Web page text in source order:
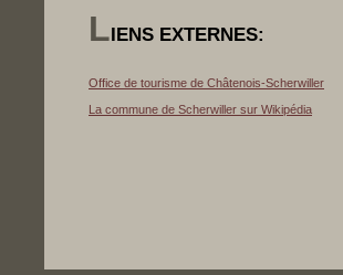
LIENS EXTERNES:
Office de tourisme de Châtenois-Scherwiller
La commune de Scherwiller sur Wikipédia